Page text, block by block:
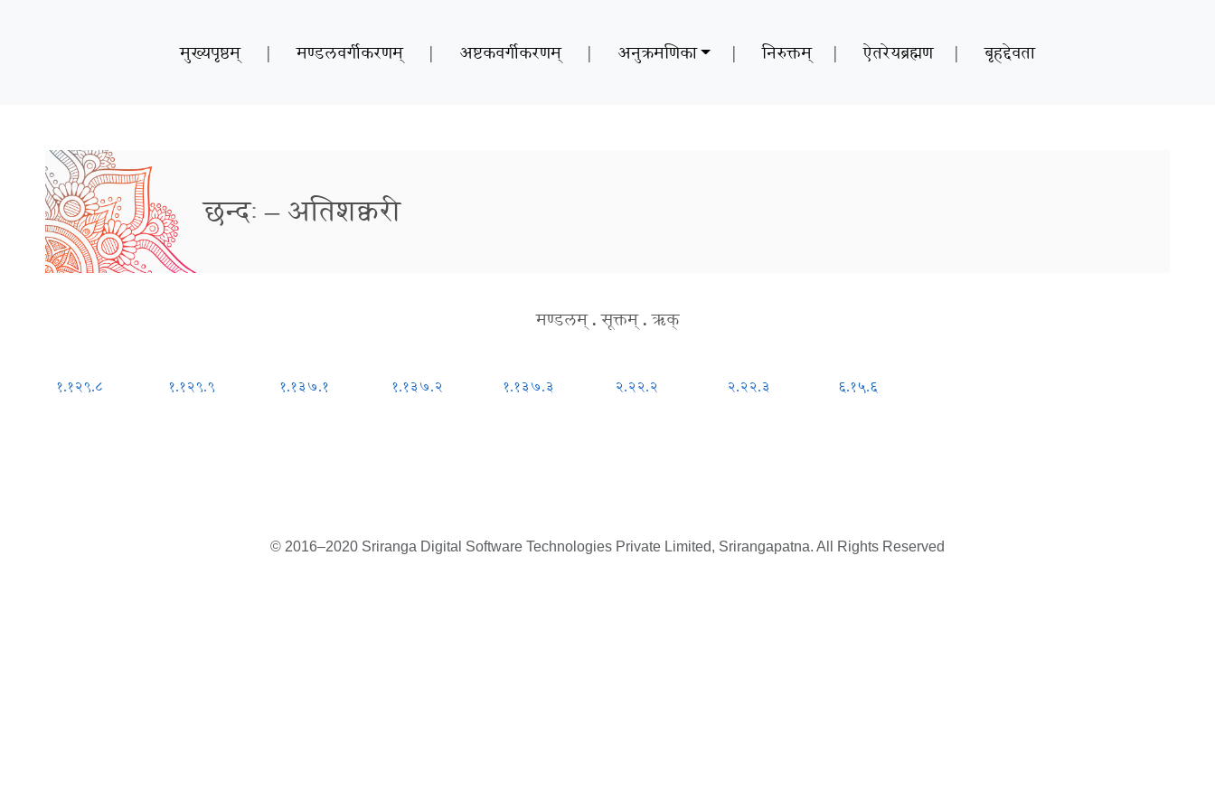
मुख्यपृष्ठम् | मण्डलवर्गीकरणम् | अष्टकवर्गीकरणम् | अनुक्रमणिका | निरुक्तम् | ऐतरेयब्रह्मण | बृहद्देवता
छन्दः – अतिशक्वरी
मण्डलम् . सूक्तम् . ऋक्
१.१२९.८ १.१२९.९ १.१३७.१ १.१३७.२ १.१३७.३ २.२२.२ २.२२.३ ६.१५.६
© 2016–2020 Sriranga Digital Software Technologies Private Limited, Srirangapatna. All Rights Reserved